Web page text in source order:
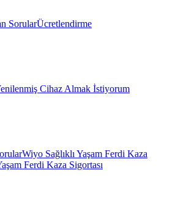
SorularÜcretlendirme
Cihaz Almak İstiyorum
Wiyo Sağlıklı Yaşam Ferdi Kaza
Ferdi Kaza Sigortası